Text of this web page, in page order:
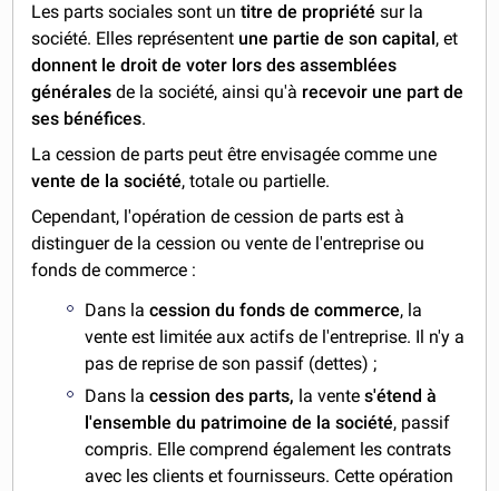
Les parts sociales sont untitre de propriété sur la
société. Elles représentent une partie de son capital, et
donnent le droit de voter lors des assemblées
générales de la société, ainsi qu'à recevoir une part de
ses bénéfices.
La cession de parts peut être envisagée comme une
vente de la société, totale ou partielle.
Cependant, l'opération de cession de parts est à
distinguer de la cession ou vente de l'entreprise ou
fonds de commerce :
Dans lacession du fonds de commerce, la
vente est limitée aux actifs de l'entreprise. Il n'y a
pas de reprise de son passif (dettes) ;
Dans lacession des parts, la ventes'étend à
l'ensemble du patrimoine de la société, passif
compris. Elle comprend également les contrats
avec les clients et fournisseurs. Cette opération